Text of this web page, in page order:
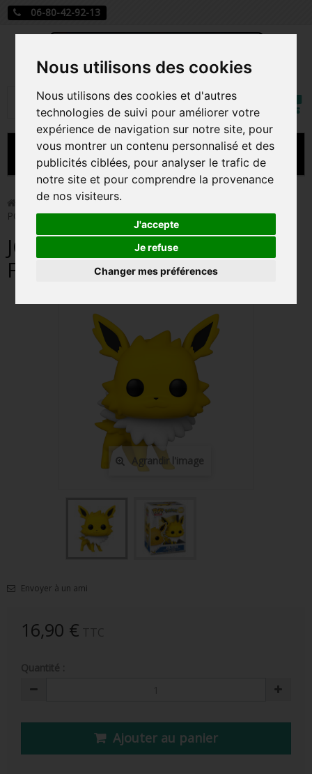
Nous utilisons des cookies
Nous utilisons des cookies et d'autres
technologies de suivi pour améliorer votre
expérience de navigation sur notre site, pour
vous montrer un contenu personnalisé et des
publicités ciblées, pour analyser le trafic de
notre site et pour comprendre la provenance
de nos visiteurs.
J'accepte
Je refuse
Changer mes préférences
06-80-42-92-13
Rechercher
Mon
MENU
CARTE A JOUER
PRÉCOMMANDE FIGURINES POP
FIGURINES POP MANGA
FIGURINES POP DISNEY
FIGURINES POP MARVEL
FIGURINES POP MUSIQUE
FIGURINES POP SÉRIE TV
FIGURINES POP AUTRES FILMS
FIGURINES POP SPORTS
FIGURINES POP ANIME
FIGURINES POP HARRY POTTER
FIGURINES POP STRANGER THINGS
FIGURINES POP SEIGNEUR DES ANNEAUX
FIGURINE POP AD ICONS
FIGURINE POP RETRO TOYS
FIGURINES POP AUTRES COMICS
Funko Pop! > JOLTEON / POKEMON / FIGURINE FUNKO
POP
JOLTEON / POKEMON /
FIGURINE FUNKO POP
Agrandir l'image
Envoyer à un ami
16,90 €
Ajouter au panier